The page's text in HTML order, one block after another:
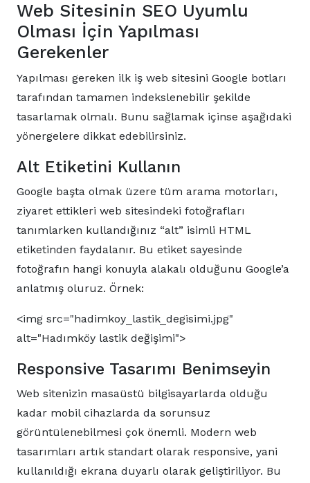
Web Sitesinin SEO Uyumlu
Olması İçin Yapılması
Gerekenler
Yapılması gereken ilk iş web sitesini Google botları
tarafından tamamen indekslenebilir şekilde
tasarlamak olmalı. Bunu sağlamak içinse aşağıdaki
yönergelere dikkat edebilirsiniz.
Alt Etiketini Kullanın
Google başta olmak üzere tüm arama motorları,
ziyaret ettikleri web sitesindeki fotoğrafları
tanımlarken kullandığınız “alt” isimli HTML
etiketinden faydalanır. Bu etiket sayesinde
fotoğrafın hangi konuyla alakalı olduğunu Google’a
anlatmış oluruz. Örnek:
<img src="hadimkoy_lastik_degisimi.jpg"
alt="Hadımköy lastik değişimi">
Responsive Tasarımı Benimseyin
Web sitenizin masaüstü bilgisayarlarda olduğu
kadar mobil cihazlarda da sorunsuz
görüntülenebilmesi çok önemli. Modern web
tasarımları artık standart olarak responsive, yani
kullanıldığı ekrana duyarlı olarak geliştiriliyor. Bu